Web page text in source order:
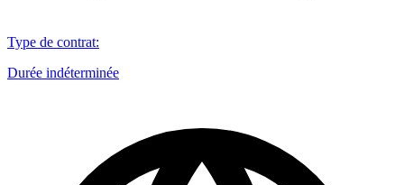
Type de contrat:
Durée indéterminée